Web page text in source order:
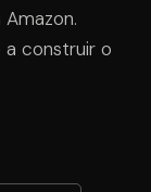
a construir o